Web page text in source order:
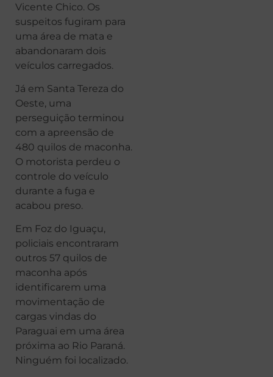
Vicente Chico. Os
suspeitos fugiram para
uma área de mata e
abandonaram dois
veículos carregados.
Já em Santa Tereza do
Oeste, uma
perseguição terminou
com a apreensão de
480 quilos de maconha.
O motorista perdeu o
controle do veículo
durante a fuga e
acabou preso.
Em Foz do Iguaçu,
policiais encontraram
outros 57 quilos de
maconha após
identificarem uma
movimentação de
cargas vindas do
Paraguai em uma área
próxima ao Rio Paraná.
Ninguém foi localizado.